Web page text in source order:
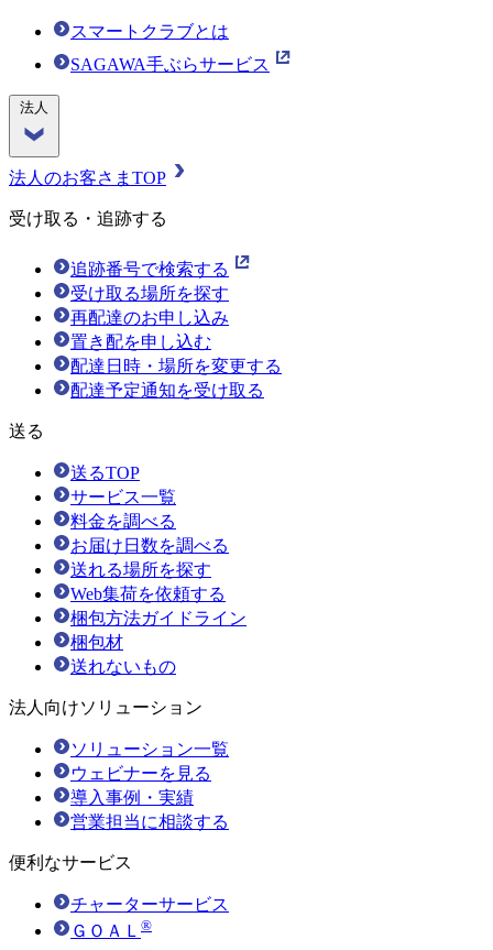
スマートクラブとは
SAGAWA手ぶらサービス
法人
法人のお客さまTOP
受け取る・追跡する
追跡番号で検索する
受け取る場所を探す
再配達のお申し込み
置き配を申し込む
配達日時・場所を変更する
配達予定通知を受け取る
送る
送るTOP
サービス一覧
料金を調べる
お届け日数を調べる
送れる場所を探す
Web集荷を依頼する
梱包方法ガイドライン
梱包材
送れないもの
法人向けソリューション
ソリューション一覧
ウェビナーを見る
導入事例・実績
営業担当に相談する
便利なサービス
チャーターサービス
ＧＯＡＬ ®